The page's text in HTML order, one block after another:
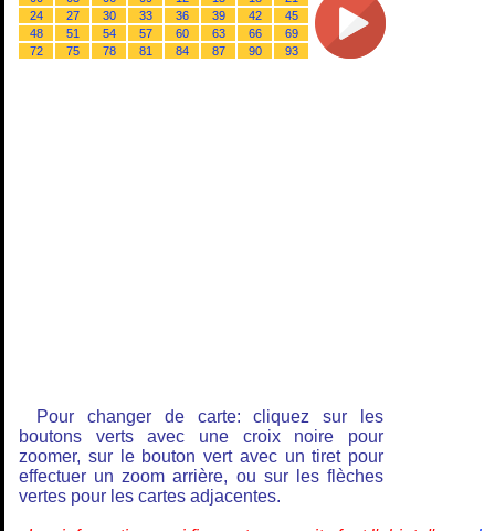
24
27 30 33 36 39 42
45
48
51 54 57 60 63 66
69
72
75 78 81 84 87 90 93
Pour changer de carte: cliquez sur les
boutons verts avec une croix noire pour
zoomer, sur le bouton vert avec un tiret pour
effectuer un zoom arrière, ou sur les flèches
vertes pour les cartes adjacentes.